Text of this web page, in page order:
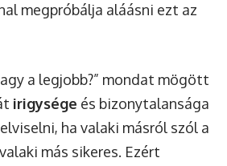
megpróbálja aláásni ezt az
a legjobb?” mondat mögött
irigysége és bizonytalansága
ha valaki másról szól a
más sikeres. Ezért